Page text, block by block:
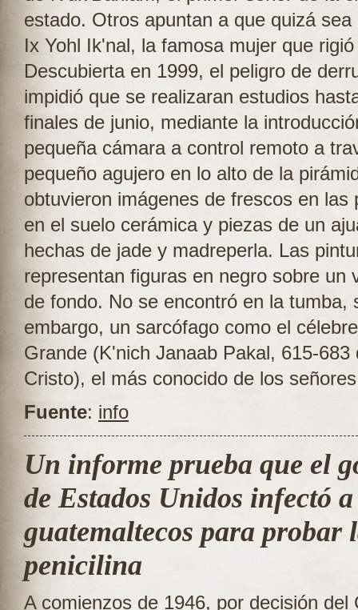
estado. Otros apuntan a que quizá sea
Ix Yohl Ik'nal, la famosa mujer que
Descubierta en 1999, el peligro de
impidió que se realizaran estudios
finales de junio, mediante la
pequeña cámara a control remoto a
pequeño agujero en lo alto de la
obtuvieron imágenes de frescos en las
en el suelo cerámica y piezas de un
hechas de jade y madreperla. Las
representan figuras en negro sobre un
de fondo. No se encontró en la tumba,
embargo, un sarcófago como el
Grande (K'nich Janaab Pakal, 615-683
Cristo), el más conocido de los
Fuente: info
Un informe prueba que el
de Estados Unidos infectó
guatemaltecos para probar
penicilina
A comienzos de 1946, por decisión del